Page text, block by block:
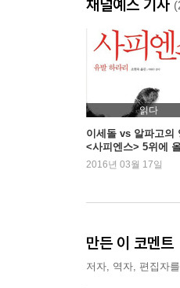
채널예스 기사
읽다
이세돌 vs 알파고의
<사피엔스> 5위에
2016년 03월 17일
만든 이 코멘트
저자, 역자, 편집자